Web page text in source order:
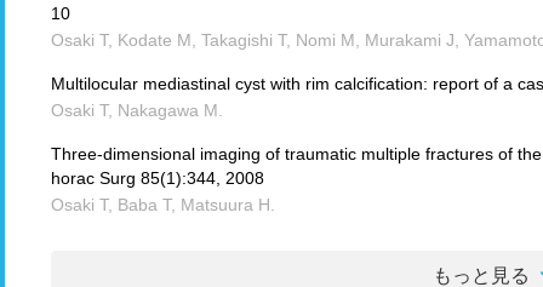
10
Osaki T, Kodate M, Takagishi T, Nomi M, Murakami J,
Multilocular mediastinal cyst with rim calcification: report of a
Osaki T, Nakagawa M.
Three-dimensional imaging of traumatic multiple fractures of
horac Surg 85(1):344, 2008
Osaki T, Baba T, Matsuura H.
もっと見る